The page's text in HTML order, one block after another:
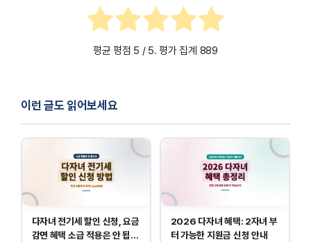
평균 평점 5 / 5. 평가 집계 889
이런 글도 읽어보세요
다자녀 전기세 할인 신청, 요금
감면 혜택 소급 적용은 안 됩니
2026 다자녀 혜택: 2자녀 부
터 가능한 지원금 신청 안내